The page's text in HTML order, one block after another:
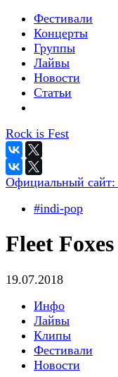
Фестивали
Концерты
Группы
Лайвы
Новости
Статьи
Rock is Fest
Официальный сайт:
#indi-pop
Fleet Foxes
19.07.2018
Инфо
Лайвы
Клипы
Фестивали
Новости